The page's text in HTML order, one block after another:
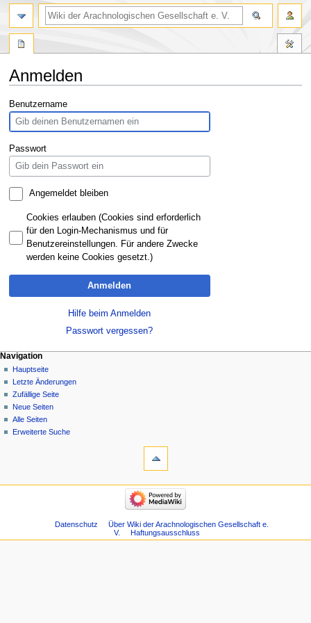
Anmelden
Zur
Navigation
springen
Zur
Suche
springen
Benutzername
Passwort
Angemeldet bleiben
Cookies erlauben (Cookies sind erforderlich
für den Login-Mechanismus und für
Benutzereinstellungen. Für andere Zwecke
werden keine Cookies gesetzt.)
Anmelden
Hilfe beim Anmelden
Passwort vergessen?
Navigation
Hauptseite
Letzte Änderungen
Zufällige Seite
Neue Seiten
Alle Seiten
Erweiterte Suche
Datenschutz
Über Wiki der Arachnologischen Gesellschaft e.
V.
Haftungsausschluss